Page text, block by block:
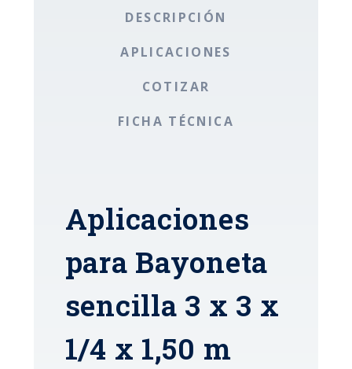
DESCRIPCIÓN
APLICACIONES
COTIZAR
FICHA TÉCNICA
Aplicaciones
para Bayoneta
sencilla 3 x 3 x
1/4 x 1,50 m